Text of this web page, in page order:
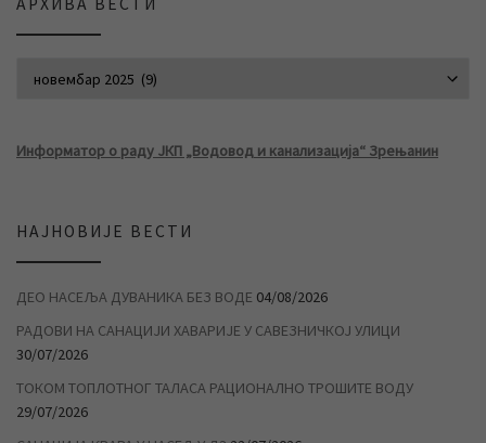
АРХИВА ВЕСТИ
Информатор о раду ЈКП „Водовод и канализација“ Зрењанин
НАЈНОВИЈЕ ВЕСТИ
ДЕО НАСЕЉА ДУВАНИКА БЕЗ ВОДЕ 04/08/2026
РАДОВИ НА САНАЦИЈИ ХАВАРИЈЕ У САВЕЗНИЧКОЈ УЛИЦИ
30/07/2026
ТОКОМ ТОПЛОТНОГ ТАЛАСА РАЦИОНАЛНО ТРОШИТЕ ВОДУ
29/07/2026